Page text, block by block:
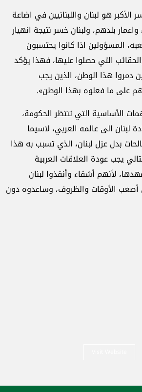
الأكبر هو لبنان واللبنانيين في اضاعة
بلدهم، ولبنان خسر نتيجة انهيار
المسؤولين اذا كانوا يحتسبون
والحقائب التي حصلوا عليها، فهذا يؤكد
دمروا هذا الوطن، الذين يجب
على ما فعلوه بهذا الوطن».
الأساسية التي تنتظر الحكومة،
لبنان الى عالمه العربي، لاسيما
بدل عزل لبنان، الذي تسبب به هذا
يجب عودة العلاقات العربية
لأنهم أشقاء وأنقذوا لبنان
أصعب الأوقات والظروف، وساعدوه دون